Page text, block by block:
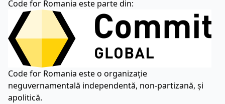
Code for Romania este parte din:
Code for Romania este o organizație
neguvernamentală independentă, non-partizană, și
apolitică.